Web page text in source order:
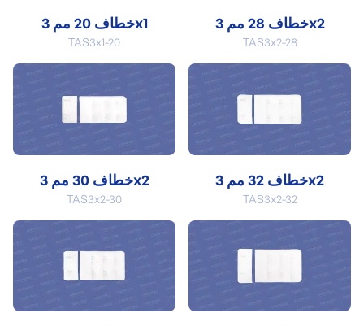
خطاف 20 مم 3x1
TAS3x1-20
خطاف 28 مم 3x2
TAS3x2-28
خطاف 30 مم 3x2
TAS3x2-30
خطاف 32 مم 3x2
TAS3x2-32